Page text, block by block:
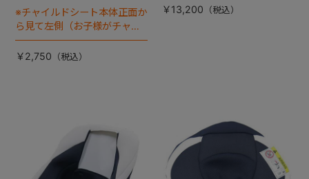
※チャイルドシート本体正面か
ら見て左側（お子様がチャイ
ルドシートに座った状態で右
手側となります）
￥2,750
￥13,200